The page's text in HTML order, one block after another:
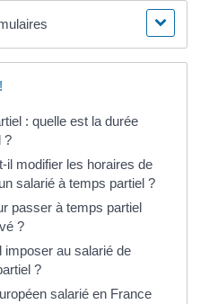
: quelle est la durée
?
il modifier les horaires de
salarié à temps partiel ?
passer à temps partiel
?
imposer au salarié de
?
salarié en France